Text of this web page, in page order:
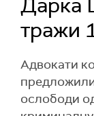
тражи
Адвокати
предложили
ослободи